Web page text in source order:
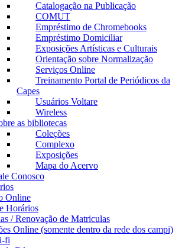
Catalogação na Publicação
COMUT
Empréstimo de Chromebooks
Empréstimo Domiciliar
Exposições Artísticas e Culturais
Orientação sobre Normalização
Serviços Online
Treinamento Portal de Periódicos da
Capes
Usuários Voltare
Wireless
as bibliotecas
Coleções
Complexo
Exposições
Mapa do Acervo
Conosco
Online
Horários
/ Renovação de Matriculas
Online (somente dentro da rede dos campi)
fi